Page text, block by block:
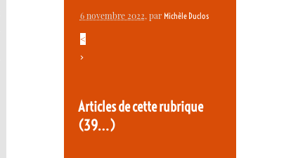
6 novembre 2022, par Michèle Duclos
<
>
Articles de cette rubrique
(39…)